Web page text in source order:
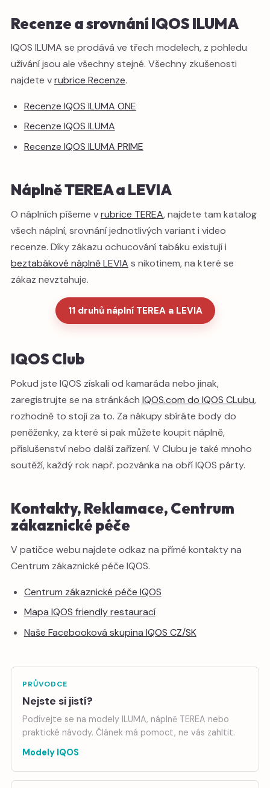
Recenze a srovnání IQOS ILUMA
IQOS ILUMA se prodává ve třech modelech, z pohledu
užívání jsou ale všechny stejné. Všechny zkušenosti
najdete vrubrice Recenze.
Recenze IQOS ILUMA ONE
Recenze IQOS ILUMA
Recenze IQOS ILUMA PRIME
Náplně TEREA a LEVIA
O náplních píšeme vrubrice TEREA, najdete tam katalog
všech náplní, srovnání jednotlivých variant i video
recenze. Díky zákazu ochucování tabáku existují i
beztabákové náplně LEVIA s nikotinem, na které se
zákaz nevztahuje.
11 druhů náplní TEREA a LEVIA
IQOS Club
Pokud jste IQOS získali od kamaráda nebo jinak,
zaregistrujte se na stránkách IQOS.com do IQOS CLubu,
rozhodně to stojí za to. Za nákupy sbíráte body do
peněženky, za které si pak můžete koupit náplně,
příslušenství nebo další zařízení. V Clubu je také mnoho
soutěží, každý rok např. pozvánka na obří IQOS párty.
Kontakty, Reklamace, Centrum
zákaznické péče
V patičce webu najdete odkaz na přímé kontakty na
Centrum zákaznické péče IQOS.
Centrum zákaznické péče IQOS
Mapa IQOS friendly restaurací
Naše Facebooková skupina IQOS CZ/SK
PRŮVODCE
Nejste si jistí?
Podívejte se na modely ILUMA, náplně TEREA nebo
praktické návody. Článek má pomoct, ne vás zahltit.
Modely IQOS